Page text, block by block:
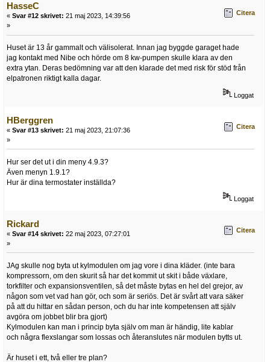
HasseC
« Svar #12 skrivet: 21 maj 2023, 14:39:56
»
Citera
Huset är 13 år gammalt och välisolerat. Innan jag byggde garaget hade
jag kontakt med Nibe och hörde om 8 kw-pumpen skulle klara av den
extra ytan. Deras bedömning var att den klarade det med risk för stöd från
elpatronen riktigt kalla dagar.
Loggat
HBerggren
« Svar #13 skrivet: 21 maj 2023, 21:07:36
»
Citera
Hur ser det ut i din meny 4.9.3?
Även menyn 1.9.1?
Hur är dina termostater inställda?
Loggat
Rickard
« Svar #14 skrivet: 22 maj 2023, 07:27:01
»
Citera
JAg skulle nog byta ut kylmodulen om jag vore i dina kläder. (inte bara
kompressorn, om den skurit så har det kommit ut skit i både växlare,
torkfilter och expansionsventilen, så det måste bytas en hel del grejor, av
någon som vet vad han gör, och som är seriös. Det är svårt att vara säker
på att du hittar en sådan person, och du har inte kompetensen att själv
avgöra om jobbet blir bra gjort)
Kylmodulen kan man i princip byta själv om man är händig, lite kablar
och några flexslangar som lossas och återanslutes när modulen bytts ut.
Är huset i ett, två eller tre plan?